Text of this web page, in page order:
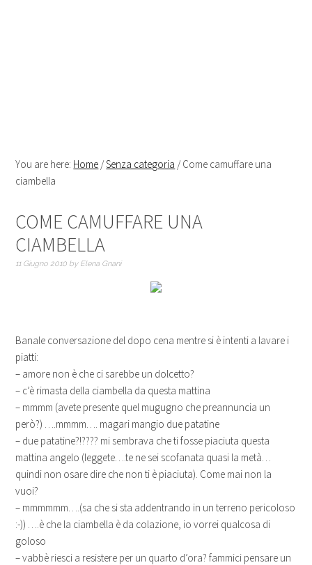
You are here: Home /Senza categoria /Come camuffare una
ciambella
COME CAMUFFARE UNA
CIAMBELLA
11 Giugno 2010 by Elena Gnani
Banale conversazione del dopo cena mentre si è intenti a lavare i
piatti:
– amore non è che ci sarebbe un dolcetto?
– c’è rimasta della ciambella da questa mattina
– mmmm (avete presente quel mugugno che preannuncia un
però?) ….mmmm…. magari mangio due patatine
– due patatine?!???? mi sembrava che ti fosse piaciuta questa
mattina angelo (leggete….te ne sei scofanata quasi la metà…
quindi non osare dire che non ti è piaciuta). Come mai non la
vuoi?
– mmmmmm….(sa che si sta addentrando in un terreno pericoloso
:-)) ….è che la ciambella è da colazione, io vorrei qualcosa di
goloso
– vabbè riesci a resistere per un quarto d’ora? fammici pensare un